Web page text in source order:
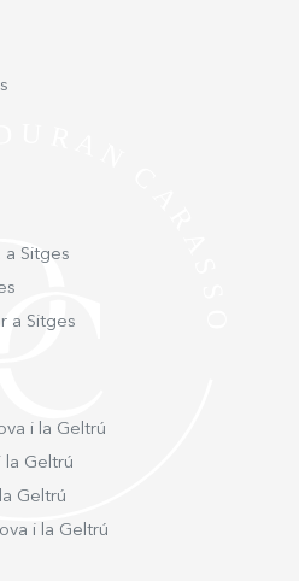
a Sitges
a Sitges
i la Geltrú
la Geltrú
Geltrú
i la Geltrú